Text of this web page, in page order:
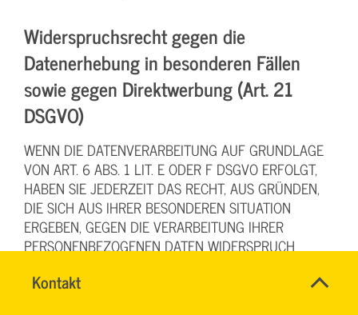
Kontakt
TEAM
Name*
Widerspruchsrecht gegen die
Datenerhebung in besonderen Fällen
sowie gegen Direktwerbung (Art. 21
DSGVO)
WENN DIE DATENVERARBEITUNG AUF GRUNDLAGE
VON ART. 6 ABS. 1 LIT. E ODER F DSGVO ERFOLGT,
HABEN SIE JEDERZEIT DAS RECHT, AUS GRÜNDEN,
DIE SICH AUS IHRER BESONDEREN SITUATION
ERGEBEN, GEGEN DIE VERARBEITUNG IHRER
PERSONENBEZOGENEN DATEN WIDERSPRUCH
BESTIMMUNGEN GESTÜTZTES PROFILING. DIE